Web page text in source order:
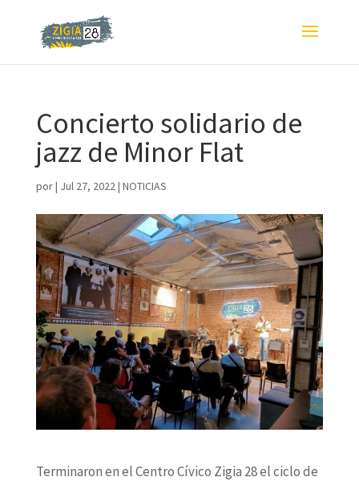
Concierto solidario de
jazz de Minor Flat
por| Jul 27, 2022| NOTICIAS
Terminaron en el Centro Cívico Zigia 28 el ciclo de